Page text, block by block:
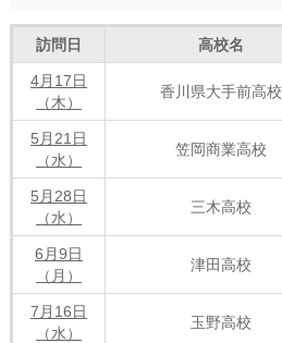
訪問日 高校名
4月17日
（木）
香川県大手前高校
5月21日
（水）
笠岡商業高校
5月28日
（水）
三木高校
6月9日
（月）
津田高校
7月16日
（水）
玉野高校